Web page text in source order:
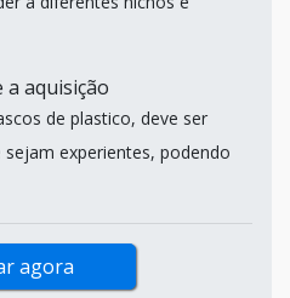
aquisição
de plastico, deve ser
experientes, podendo
agora